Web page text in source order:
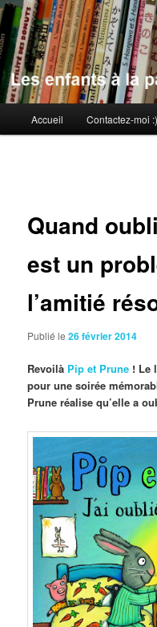
Aller
au
contenu
principalLes enfants à
principal
Accueil Contactez-moi :)
Quand
est un
l’amitié
Publié le26 février 2014
Revoilà Pip et Prune ! Le
pour une soirée
Prune réalise qu’elle a